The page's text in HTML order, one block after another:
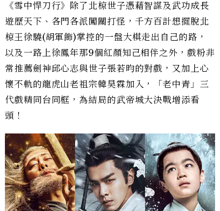
《雪中悍刀行》除了北椋世子憑藉智謀及武功成長
遊歷天下、各門各派闖關打怪，千方百計想擺脫北
椋王徐驍(胡軍飾)掌控的一盤大棋走出自己的路，
以及一路上徐鳳年那9個紅顏知己相伴之外，戲粉非
常推薦劍神邱心志與世子張若昀的對戲，又加上心
懷不軌的龍虎山老祖宗韓昊霖加入，「老中青」三
代戲精同台同框，為結局的武帝城大決戰增添看
頭！